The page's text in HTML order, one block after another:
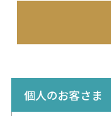
個人のお客さま